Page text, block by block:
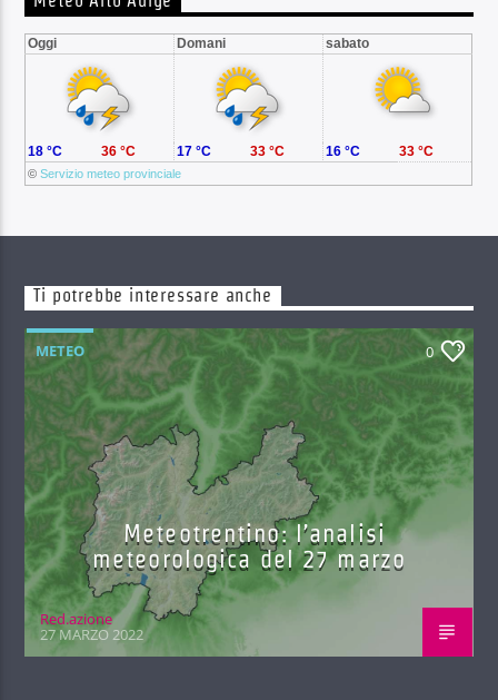
Oggi Domani sabato
©Servizio meteo provinciale
18 °C 36 °C 17 °C 33 °C 16 °C 33 °C
Ti potrebbe interessare anche
METEO 0
Meteotrentino: l’analisi
meteorologica del 27 marzo
Red.azione
27 MARZO 2022